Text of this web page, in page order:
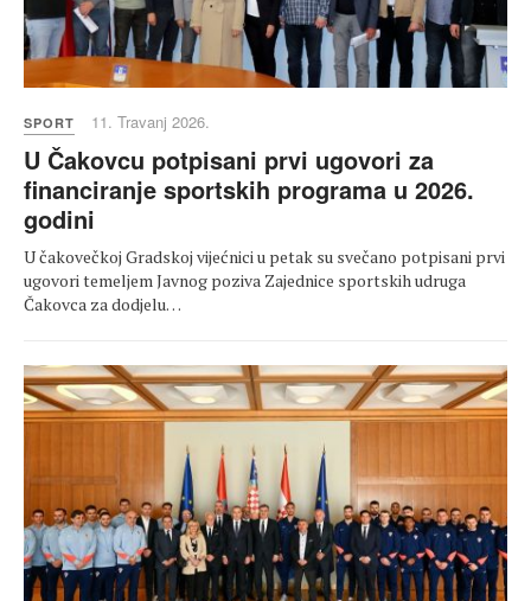
SPORT 11. Travanj 2026.
U Čakovcu potpisani prvi ugovori za
financiranje sportskih programa u 2026.
godini
U čakovečkoj Gradskoj vijećnici u petak su svečano potpisani prvi
ugovori temeljem Javnog poziva Zajednice sportskih udruga
Čakovca za dodjelu…